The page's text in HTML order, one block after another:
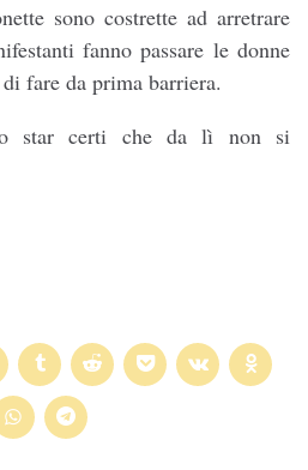
sono costrette ad arretrare
fanno passare le donne
fare da prima barriera.
star certi che da lì non si